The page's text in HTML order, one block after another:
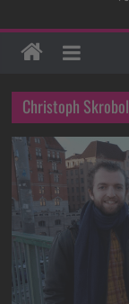
Christoph Skrobol